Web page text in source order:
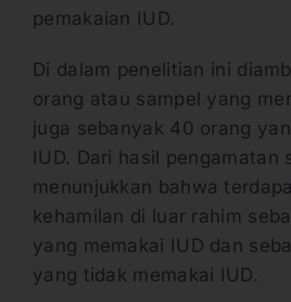
pemakaian IUD.
Di dalam penelitian ini
orang atau sampel yang
juga sebanyak 40 orang
IUD. Dari hasil pengamatan
menunjukkan bahwa
kehamilan di luar rahim
yang memakai IUD dan
yang tidak memakai IUD.